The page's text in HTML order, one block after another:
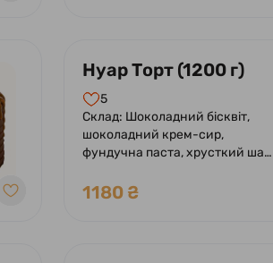
Нуар Торт (1200 г)
5
Склад: Шоколадний бісквіт,
шоколадний крем-сир,
фундучна паста, хрусткий шар
роялтину, глазур гурме з
1180 ₴